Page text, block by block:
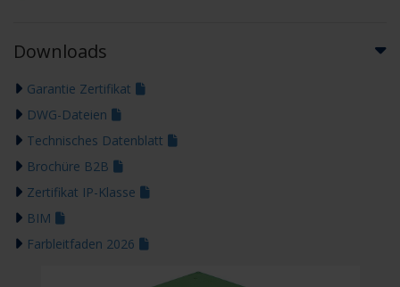
Downloads
Garantie Zertifikat
DWG-Dateien
Technisches Datenblatt
Brochüre B2B
Zertifikat IP-Klasse
BIM
Farbleitfaden 2026